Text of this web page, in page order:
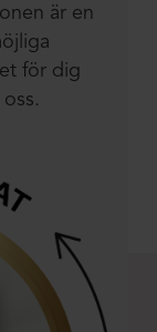
är en
för dig